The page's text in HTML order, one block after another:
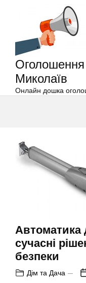
Оголошення
Миколаїв
Онлайн дошка
Автоматика
сучасні
безпеки
Дім та Дача